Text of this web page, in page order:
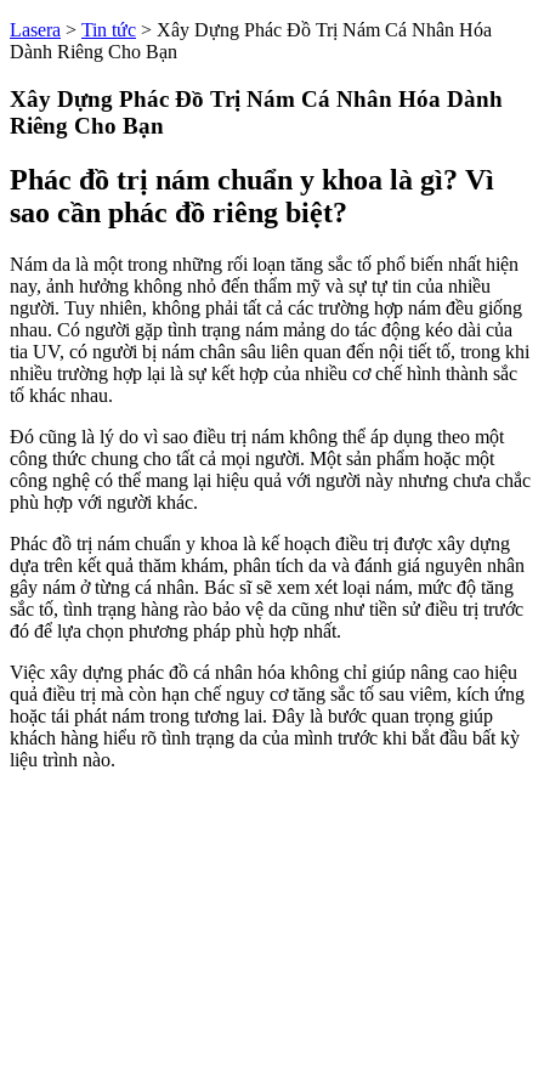
Lasera > Tin tức > Xây Dựng Phác Đồ Trị Nám Cá Nhân Hóa
Dành Riêng Cho Bạn
Xây Dựng Phác Đồ Trị Nám Cá Nhân Hóa Dành
Riêng Cho Bạn
Phác đồ trị nám chuẩn y khoa là gì? Vì
sao cần phác đồ riêng biệt?
Nám da là một trong những rối loạn tăng sắc tố phổ biến nhất hiện
nay, ảnh hưởng không nhỏ đến thẩm mỹ và sự tự tin của nhiều
người. Tuy nhiên, không phải tất cả các trường hợp nám đều giống
nhau. Có người gặp tình trạng nám mảng do tác động kéo dài của
tia UV, có người bị nám chân sâu liên quan đến nội tiết tố, trong khi
nhiều trường hợp lại là sự kết hợp của nhiều cơ chế hình thành sắc
tố khác nhau.
Đó cũng là lý do vì sao điều trị nám không thể áp dụng theo một
công thức chung cho tất cả mọi người. Một sản phẩm hoặc một
công nghệ có thể mang lại hiệu quả với người này nhưng chưa chắc
phù hợp với người khác.
Phác đồ trị nám chuẩn y khoa là kế hoạch điều trị được xây dựng
dựa trên kết quả thăm khám, phân tích da và đánh giá nguyên nhân
gây nám ở từng cá nhân. Bác sĩ sẽ xem xét loại nám, mức độ tăng
sắc tố, tình trạng hàng rào bảo vệ da cũng như tiền sử điều trị trước
đó để lựa chọn phương pháp phù hợp nhất.
Việc xây dựng phác đồ cá nhân hóa không chỉ giúp nâng cao hiệu
quả điều trị mà còn hạn chế nguy cơ tăng sắc tố sau viêm, kích ứng
hoặc tái phát nám trong tương lai. Đây là bước quan trọng giúp
khách hàng hiểu rõ tình trạng da của mình trước khi bắt đầu bất kỳ
liệu trình nào.